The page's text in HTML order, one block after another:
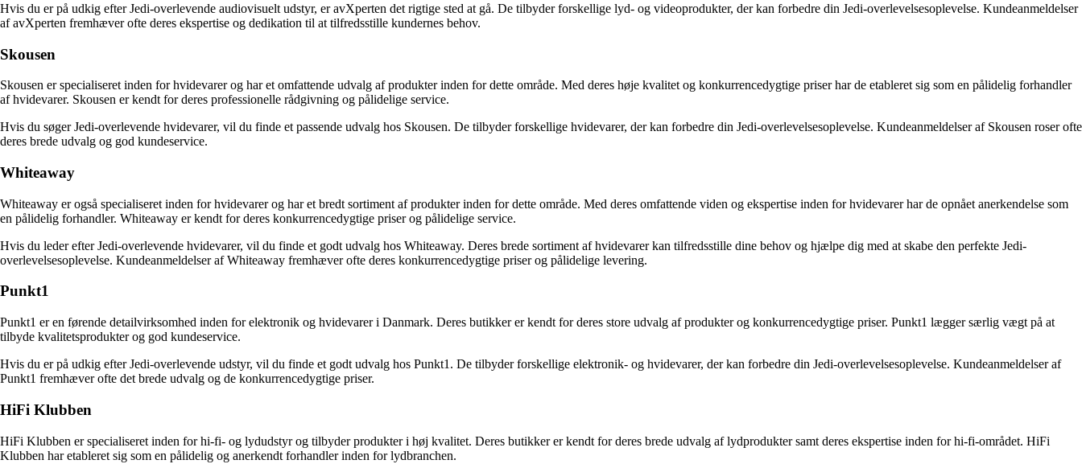
Hvis du er på udkig efter Jedi-overlevende audiovisuelt udstyr, er avXperten det rigtige sted at gå. De tilbyder forskellige lyd- og videoprodukter, der kan forbedre din Jedi-overlevelsesoplevelse. Kundeanmeldelser
af avXperten fremhæver ofte deres ekspertise og dedikation til at tilfredsstille kundernes behov.
Skousen
Skousen er specialiseret inden for hvidevarer og har et omfattende udvalg af produkter inden for dette område. Med deres høje kvalitet og konkurrencedygtige priser har de etableret sig som en pålidelig forhandler
af hvidevarer. Skousen er kendt for deres professionelle rådgivning og pålidelige service.
Hvis du søger Jedi-overlevende hvidevarer, vil du finde et passende udvalg hos Skousen. De tilbyder forskellige hvidevarer, der kan forbedre din Jedi-overlevelsesoplevelse. Kundeanmeldelser af Skousen roser ofte
deres brede udvalg og god kundeservice.
Whiteaway
Whiteaway er også specialiseret inden for hvidevarer og har et bredt sortiment af produkter inden for dette område. Med deres omfattende viden og ekspertise inden for hvidevarer har de opnået anerkendelse som
en pålidelig forhandler. Whiteaway er kendt for deres konkurrencedygtige priser og pålidelige service.
Hvis du leder efter Jedi-overlevende hvidevarer, vil du finde et godt udvalg hos Whiteaway. Deres brede sortiment af hvidevarer kan tilfredsstille dine behov og hjælpe dig med at skabe den perfekte Jedi-
overlevelsesoplevelse. Kundeanmeldelser af Whiteaway fremhæver ofte deres konkurrencedygtige priser og pålidelige levering.
Punkt1
Punkt1 er en førende detailvirksomhed inden for elektronik og hvidevarer i Danmark. Deres butikker er kendt for deres store udvalg af produkter og konkurrencedygtige priser. Punkt1 lægger særlig vægt på at
tilbyde kvalitetsprodukter og god kundeservice.
Hvis du er på udkig efter Jedi-overlevende udstyr, vil du finde et godt udvalg hos Punkt1. De tilbyder forskellige elektronik- og hvidevarer, der kan forbedre din Jedi-overlevelsesoplevelse. Kundeanmeldelser af
Punkt1 fremhæver ofte det brede udvalg og de konkurrencedygtige priser.
HiFi Klubben
HiFi Klubben er specialiseret inden for hi-fi- og lydudstyr og tilbyder produkter i høj kvalitet. Deres butikker er kendt for deres brede udvalg af lydprodukter samt deres ekspertise inden for hi-fi-området. HiFi
Klubben har etableret sig som en pålidelig og anerkendt forhandler inden for lydbranchen.